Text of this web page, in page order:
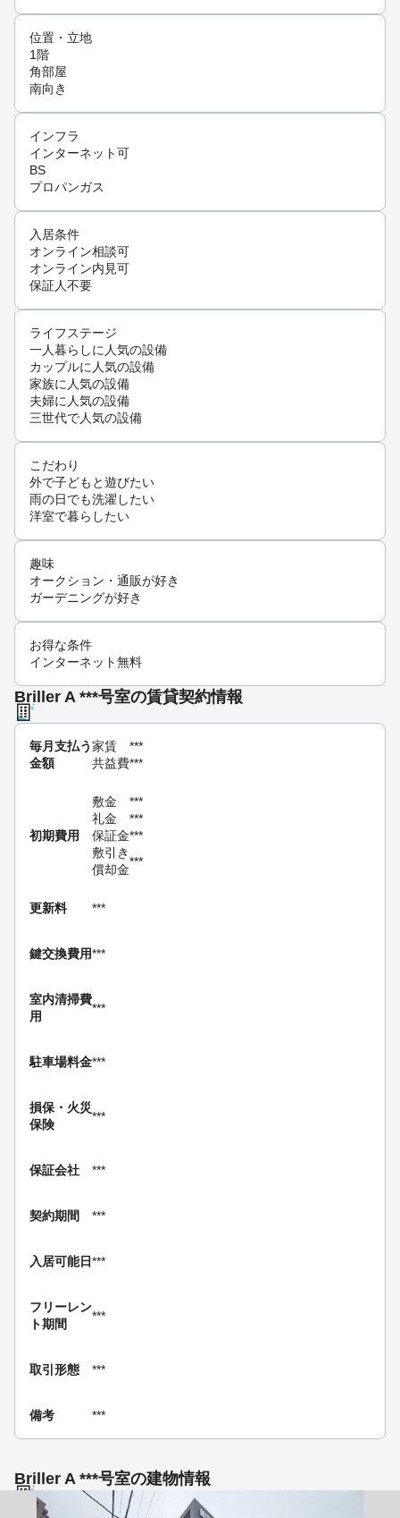
位置・立地
1階
角部屋
南向き
インフラ
インターネット可
BS
プロパンガス
入居条件
オンライン相談可
オンライン内見可
保証人不要
ライフステージ
一人暮らしに人気の設備
カップルに人気の設備
家族に人気の設備
夫婦に人気の設備
三世代で人気の設備
こだわり
外で子どもと遊びたい
雨の日でも洗濯したい
洋室で暮らしたい
趣味
オークション・通販が好き
ガーデニングが好き
お得な条件
インターネット無料
Briller A ***号室の賃貸契約情報
毎月支払う
金額
家賃
***
共益費***
初期費用
敷金
***
礼金
***
保証金***
敷引き
償却金
***
更新料 ***
鍵交換費用***
室内清掃費
用
***
駐車場料金***
損保・ 火災
保険
***
保証会社 ***
契約期間 ***
入居可能日***
フリーレン
ト期間
***
取引形態 ***
備考 ***
Briller A ***号室の建物情報